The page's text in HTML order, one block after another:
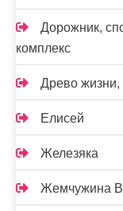
Дорожник,
комплекс
Древо жизни,
Елисей
Железяка
Жемчужина